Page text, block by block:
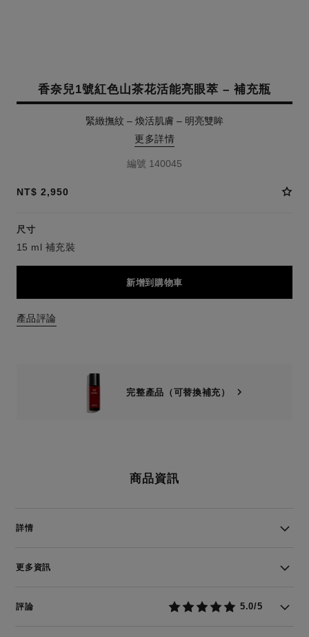
香奈兒1號紅色山茶花活能亮眼萃 – 補充瓶
緊緻撫紋 – 煥活肌膚 – 明亮雙眸
更多詳情
編號 140045
NT$ 2,950
尺寸
15 ml 補充裝
新增到購物車
產品評論
完整產品（可替換補充）
商品資訊
詳情
更多資訊
評論 5.0/5